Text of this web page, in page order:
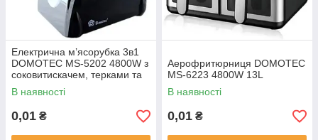
Електрична м’ясорубка 3в1
DOMOTEC MS-5202 4800W з
соковитискачем, терками та
шатківницями
В наявності
0,01 ₴
Аерофритюрниця DOMOTEC
MS-6223 4800W 13L
В наявності
0,01 ₴